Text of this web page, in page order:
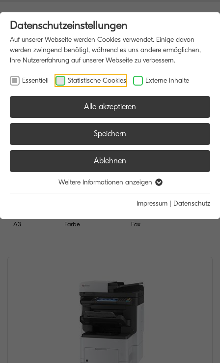
A3 Farbe
Funktion:
Scan
Fax
Datenschutzeinstellungen
Auf unserer Webseite werden Cookies verwendet. Einige davon
werden zwingend benötigt, während es uns andere ermöglichen,
Ihre Nutzererfahrung auf unserer Webseite zu verbessern.
Essentiell Statistische Cookies Externe Inhalte
Alle akzeptieren
Speichern
Ablehnen
Weitere Informationen anzeigen
Impressum | Datenschutz